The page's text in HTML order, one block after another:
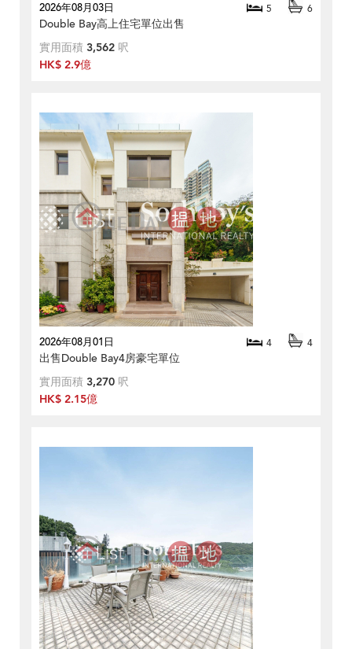
2026年08月03日 5 6
Double Bay高上住宅單位出售
實用面積 3,562 呎
HK$ 2.9億
2026年08月01日 4 4
出售Double Bay4房豪宅單位
實用面積 3,270 呎
HK$ 2.15億